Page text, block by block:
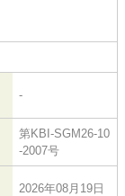
-
第KBI-SGM26-10
-2007号
2026年08月19日